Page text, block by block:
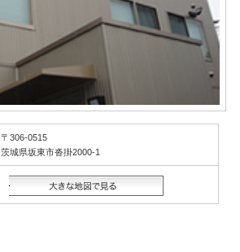
〒306-0515
茨城県坂東市沓掛2000-1